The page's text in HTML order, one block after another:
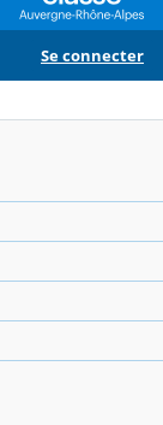
Se connecter